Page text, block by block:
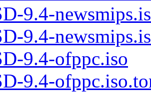
9.4-
9.4-
9.4-ofppc.iso
9.4-